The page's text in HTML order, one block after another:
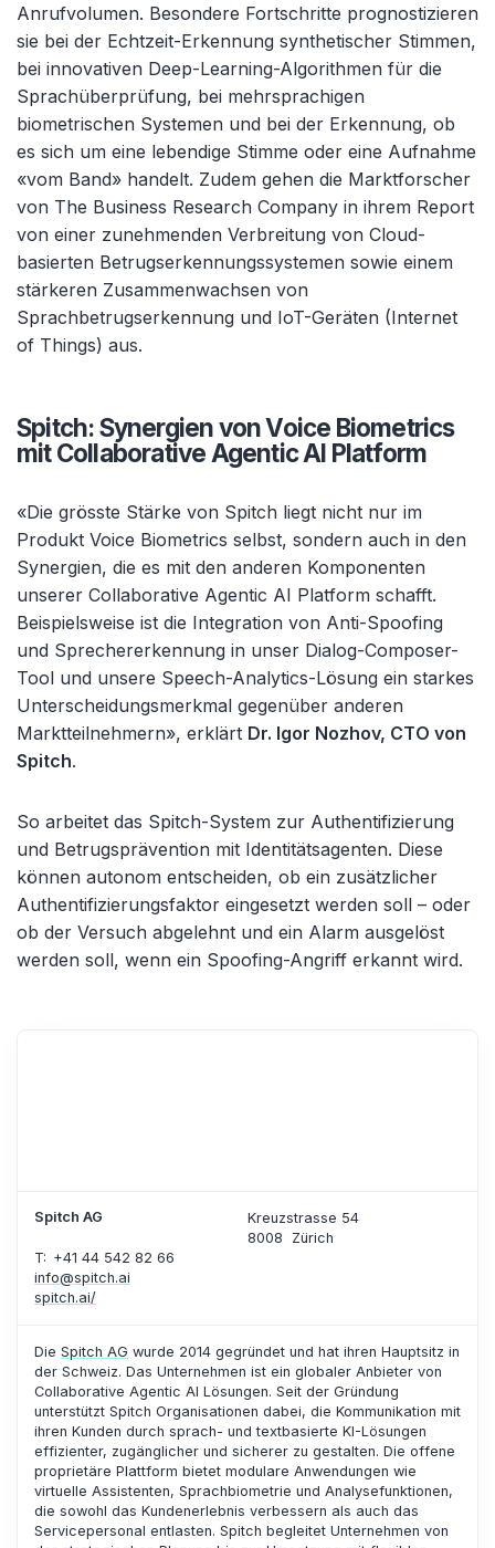
Anrufvolumen. Besondere Fortschritte prognostizieren
sie bei der Echtzeit-Erkennung synthetischer Stimmen,
bei innovativen Deep-Learning-Algorithmen für die
Sprachüberprüfung, bei mehrsprachigen
biometrischen Systemen und bei der Erkennung, ob
es sich um eine lebendige Stimme oder eine Aufnahme
«vom Band» handelt. Zudem gehen die Marktforscher
von The Business Research Company in ihrem Report
von einer zunehmenden Verbreitung von Cloud-
basierten Betrugserkennungssystemen sowie einem
stärkeren Zusammenwachsen von
Sprachbetrugserkennung und IoT-Geräten (Internet
of Things) aus.
Spitch: Synergien von Voice Biometrics
mit Collaborative Agentic AI Platform
«Die grösste Stärke von Spitch liegt nicht nur im
Produkt Voice Biometrics selbst, sondern auch in den
Synergien, die es mit den anderen Komponenten
unserer Collaborative Agentic AI Platform schafft.
Beispielsweise ist die Integration von Anti-Spoofing
und Sprechererkennung in unser Dialog-Composer-
Tool und unsere Speech-Analytics-Lösung ein starkes
Unterscheidungsmerkmal gegenüber anderen
Marktteilnehmern», erklärt Dr. Igor Nozhov, CTO von
Spitch.
So arbeitet das Spitch-System zur Authentifizierung
und Betrugsprävention mit Identitätsagenten. Diese
können autonom entscheiden, ob ein zusätzlicher
Authentifizierungsfaktor eingesetzt werden soll – oder
ob der Versuch abgelehnt und ein Alarm ausgelöst
werden soll, wenn ein Spoofing-Angriff erkannt wird.
Spitch AG
Kreuzstrasse 54
8008
Zürich
T: +41 44 542 82 66
info@spitch.ai
spitch.ai/
Die Spitch AG wurde 2014 gegründet und hat ihren Hauptsitz in
der Schweiz. Das Unternehmen ist ein globaler Anbieter von
Collaborative Agentic AI Lösungen. Seit der Gründung
unterstützt Spitch Organisationen dabei, die Kommunikation mit
ihren Kunden durch sprach- und textbasierte KI-Lösungen
effizienter, zugänglicher und sicherer zu gestalten. Die offene
proprietäre Plattform bietet modulare Anwendungen wie
virtuelle Assistenten, Sprachbiometrie und Analysefunktionen,
die sowohl das Kundenerlebnis verbessern als auch das
Servicepersonal entlasten. Spitch begleitet Unternehmen von